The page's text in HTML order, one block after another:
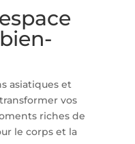
asiatiques et
vos
riches de
le corps et la